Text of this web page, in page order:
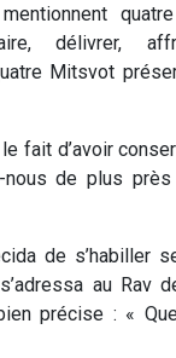
délivrer,
Mitsvot
le fait d’avoir
nous de plus
de s’habiller
au Rav
précise : «